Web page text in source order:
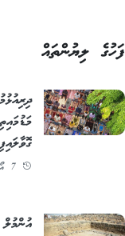
ފަހުގެ ލިޔުންތައް
ގޮވާލައިފި
7 އޯގަސްޓު 2026 - 12:39